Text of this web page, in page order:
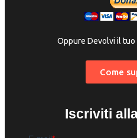
Oppure Devolvi il
Come
Iscriviti